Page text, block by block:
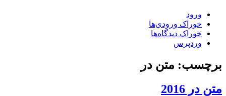
ورود
خوراک ورودی‌ها
خوراک دیدگاه‌ها
وردپرس
برچسب: متن در
متن در 2016